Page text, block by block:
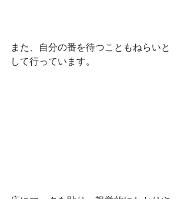
また、自分の番を待つこともねらいと
して行っています。